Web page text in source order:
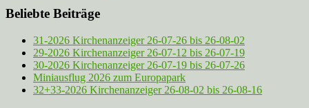
Beliebte Beiträge
31-2026 Kirchenanzeiger 26-07-26 bis 26-08-02
29-2026 Kirchenanzeiger 26-07-12 bis 26-07-19
30-2026 Kirchenanzeiger 26-07-19 bis 26-07-26
Miniausflug 2026 zum Europapark
32+33-2026 Kirchenanzeiger 26-08-02 bis 26-08-16